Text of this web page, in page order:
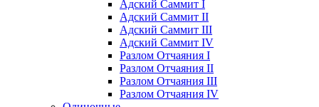
Адский Саммит I
Адский Саммит II
Адский Саммит III
Адский Саммит IV
Разлом Отчаяния I
Разлом Отчаяния II
Разлом Отчаяния III
Разлом Отчаяния IV